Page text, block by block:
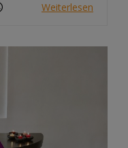
Weiterlesen